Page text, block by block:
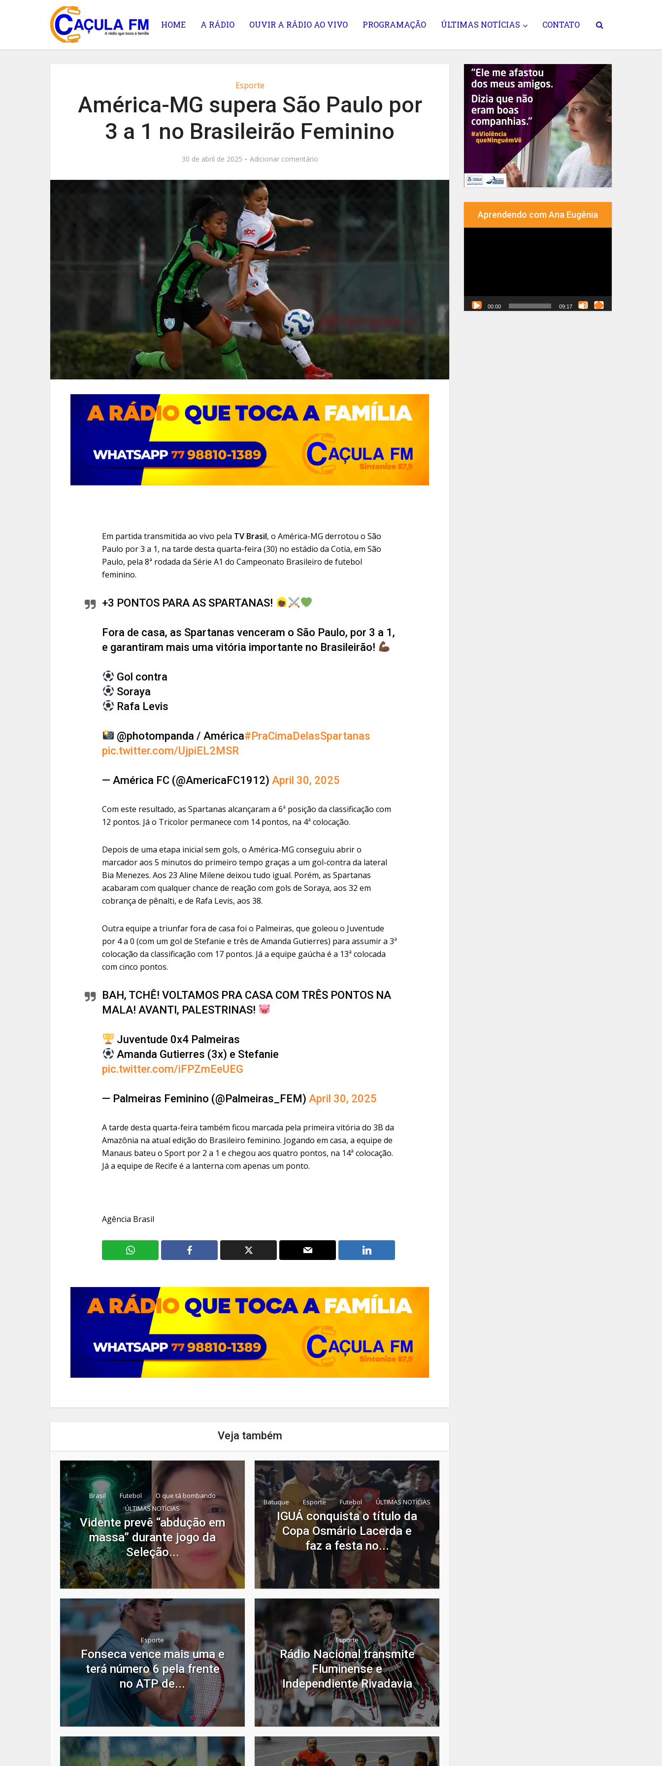
HOME A RÁDIO OUVIR A RÁDIO AO VIVO PROGRAMAÇÃO ÚLTIMAS NOTÍCIAS CONTATO
Esporte
América-MG supera São Paulo por
3 a 1 no Brasileirão Feminino
30 de abril de 2025 Adicionar comentário
Em partida transmitida ao vivo pela TV Brasil, o América-MG derrotou o São
Paulo por 3 a 1, na tarde desta quarta-feira (30) no estádio da Cotia, em São
Paulo, pela 8ª rodada da Série A1 do Campeonato Brasileiro de futebol
feminino.
+3 PONTOS PARA AS SPARTANAS!
Fora de casa, as Spartanas venceram o São Paulo, por 3 a 1,
e garantiram mais uma vitória importante no Brasileirão!
Gol contra
Soraya
Rafa Levis
@photompanda / América#PraCimaDelasSpartanas
pic.twitter.com/UjpiEL2MSR
— América FC (@AmericaFC1912) April 30, 2025
Com este resultado, as Spartanas alcançaram a 6ª posição da classificação com
12 pontos. Já o Tricolor permanece com 14 pontos, na 4ª colocação.
Depois de uma etapa inicial sem gols, o América-MG conseguiu abrir o
marcador aos 5 minutos do primeiro tempo graças a um gol-contra da lateral
Bia Menezes. Aos 23 Aline Milene deixou tudo igual. Porém, as Spartanas
acabaram com qualquer chance de reação com gols de Soraya, aos 32 em
cobrança de pênalti, e de Rafa Levis, aos 38.
Outra equipe a triunfar fora de casa foi o Palmeiras, que goleou o Juventude
por 4 a 0 (com um gol de Stefanie e três de Amanda Gutierres) para assumir a 3ª
colocação da classificação com 17 pontos. Já a equipe gaúcha é a 13ª colocada
com cinco pontos.
BAH, TCHÊ! VOLTAMOS PRA CASA COM TRÊS PONTOS NA
MALA! AVANTI, PALESTRINAS!
Juventude 0x4 Palmeiras
Amanda Gutierres (3x) e Stefanie
pic.twitter.com/iFPZmEeUEG
— Palmeiras Feminino (@Palmeiras_FEM) April 30, 2025
A tarde desta quarta-feira também ficou marcada pela primeira vitória do 3B da
Amazônia na atual edição do Brasileiro feminino. Jogando em casa, a equipe de
Manaus bateu o Sport por 2 a 1 e chegou aos quatro pontos, na 14ª colocação.
Já a equipe de Recife é a lanterna com apenas um ponto.
Agência Brasil
Veja também
Brasil Futebol
O que tá bombando
ÚLTIMAS NOTÍCIAS
Vidente prevê “abdução em
massa” durante jogo da
Seleção...
Batuque Esporte Futebol ÚLTIMAS NOTÍCIAS
IGUÁ conquista o título da
Copa Osmário Lacerda e
faz a festa no...
Esporte
Fonseca vence mais uma e
terá número 6 pela frente
no ATP de...
Esporte
Rádio Nacional transmite
Fluminense e
Independiente Rivadavia
Aprendendo com Ana Eugênia
00:00 09:17